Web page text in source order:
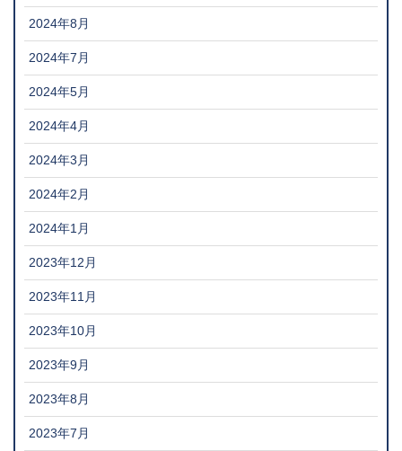
2024年8月
2024年7月
2024年5月
2024年4月
2024年3月
2024年2月
2024年1月
2023年12月
2023年11月
2023年10月
2023年9月
2023年8月
2023年7月